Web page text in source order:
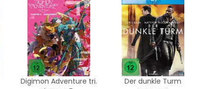
Digimon Adventure tri.
Der dunkle Turm